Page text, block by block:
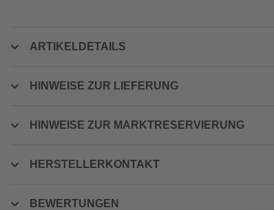
ARTIKELDETAILS
HINWEISE ZUR LIEFERUNG
HINWEISE ZUR MARKTRESERVIERUNG
HERSTELLERKONTAKT
BEWERTUNGEN